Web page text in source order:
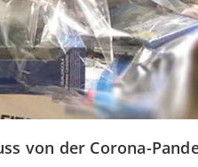
von der Corona-